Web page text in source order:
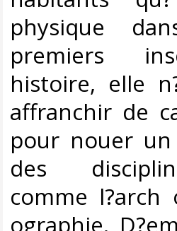
physique
premiers
histoire, elle
affranchir de
pour nouer un
des
comme
ographie.